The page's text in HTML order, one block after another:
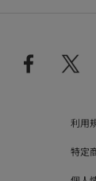
利用
特定